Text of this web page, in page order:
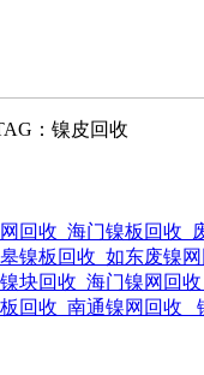
：镍皮回收
回收_海门镍板回收_
镍板回收_如东废镍
块回收_海门镍网回
回收_南通镍网回收_